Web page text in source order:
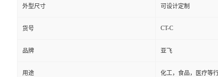
外型尺寸 可设计定制
货号 CT-C
品牌 亚飞
用途 化工，食品，医疗等